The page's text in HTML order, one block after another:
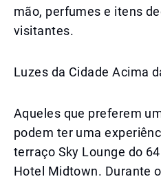
mão, perfumes e itens
visitantes.
Luzes da Cidade Acima
Aqueles que preferem
podem ter uma
terraço Sky Lounge do
Hotel Midtown. Durante